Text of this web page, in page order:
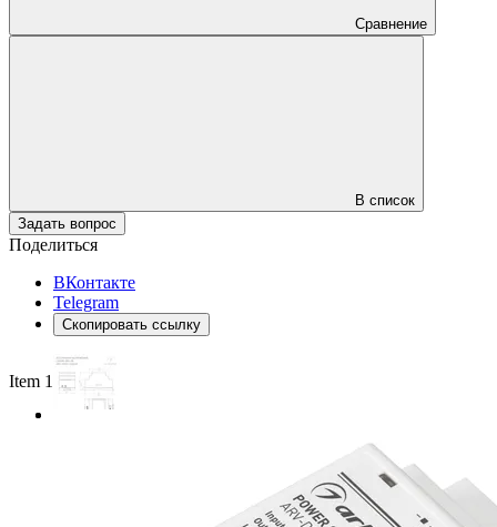
Сравнение
В список
Задать вопрос
Поделиться
ВКонтакте
Telegram
Скопировать ссылку
Item 1 of 2